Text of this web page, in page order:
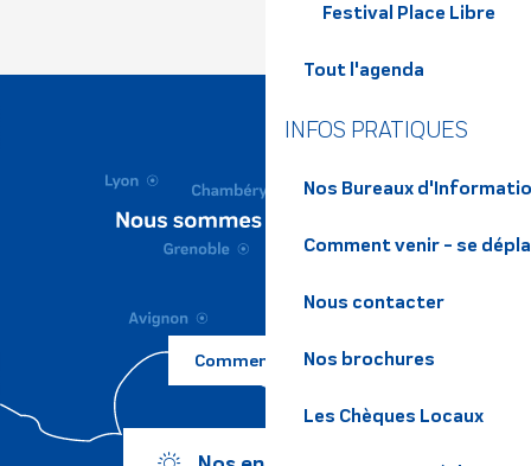
Festival Place Libre
Tout l'agenda
INFOS PRATIQUES
Nos Bureaux
Comment venir - se
Nous contacter
Nos brochures
Les Chèques Locaux
Comment venir ?